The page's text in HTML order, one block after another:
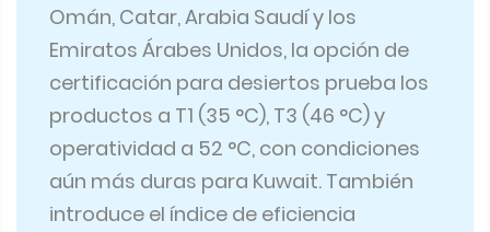
Omán, Catar, Arabia Saudí y los
Emiratos Árabes Unidos, la opción de
certificación para desiertos prueba los
productos a T1 (35 °C), T3 (46 °C) y
operatividad a 52 °C, con condiciones
aún más duras para Kuwait. También
introduce el índice de eficiencia